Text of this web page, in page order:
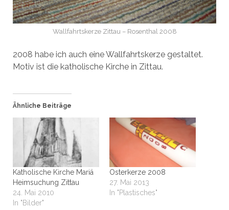
Wallfahrtskerze Zittau – Rosenthal 2008
2008 habe ich auch eine Wallfahrtskerze gestaltet.
Motiv ist die katholische Kirche in Zittau.
Ähnliche Beiträge
Katholische Kirche Mariä
Heimsuchung Zittau
24. Mai 2010
In "Bilder"
Osterkerze 2008
27. Mai 2013
In "Plastisches"